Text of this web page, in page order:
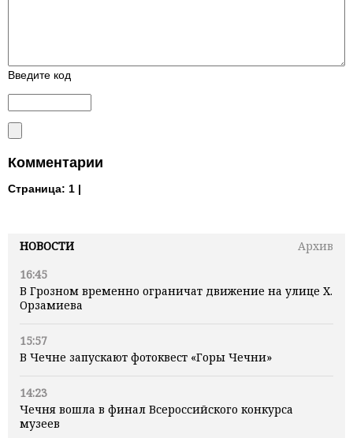
НОВОСТИ
Архив
16:45
В Грозном временно ограничат движение на улице Х.
Орзамиева
15:57
В Чечне запускают фотоквест «Горы Чечни»
14:23
Чечня вошла в финал Всероссийского конкурса
музеев
Введите код
Комментарии
Страница: 1 |